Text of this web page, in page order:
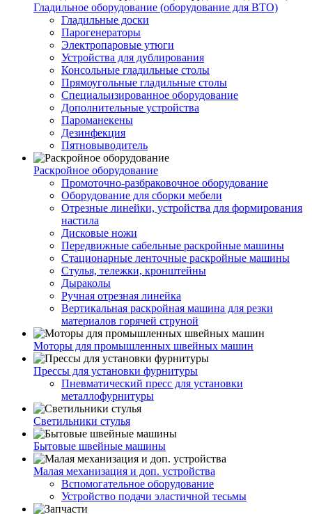
Гладильное оборудование (оборудование для ВТО)
Гладильные доски
Парогенераторы
Электропаровые утюги
Устройства для дублирования
Консольные гладильные столы
Прямоугольные гладильные столы
Специальизированное оборудование
Дополнительные устройства
Пароманекены
Дезинфекция
Пятновыводитель
Раскройное оборудование
Промоточно-разбраковочное оборудование
Оборудование для сборки мебели
Отрезные линейки, устройства для формирования
настила
Дисковые ножи
Передвижные сабельные раскройные машины
Стационарные ленточные раскройные машины
Стулья, тележки, кронштейны
Дыраколы
Ручная отрезная линейка
Вертикальная раскройная машина для резки
материалов горячей струной
Моторы для промышленных швейных машин
Прессы для установки фурнитуры
Пневматический пресс для установки
металлофурнитуры
Светильники стулья
Бытовые швейные машины
Малая механизация и доп. устройства
Вспомогательное оборудование
Устройство подачи эластичной тесьмы